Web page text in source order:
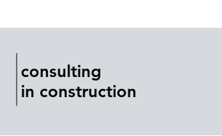
consulting
in construction